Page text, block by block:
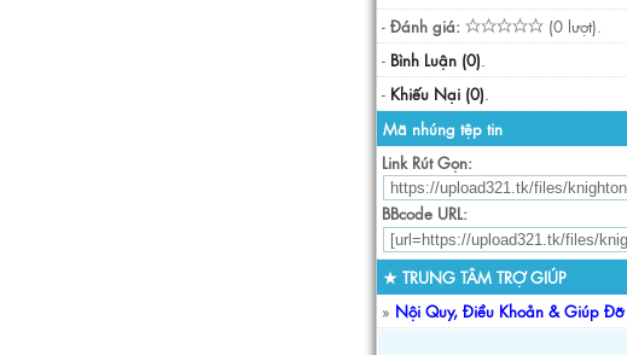
- Đánh giá:
(0 lượt).
- Bình Luận (0).
- Khiếu Nại (0).
Mã nhúng tệp tin
Link Rút Gọn:
BBcode URL:
★ TRUNG TÂM TRỢ GIÚP
» Nội Quy, Điều Khoản & Giúp Đỡ